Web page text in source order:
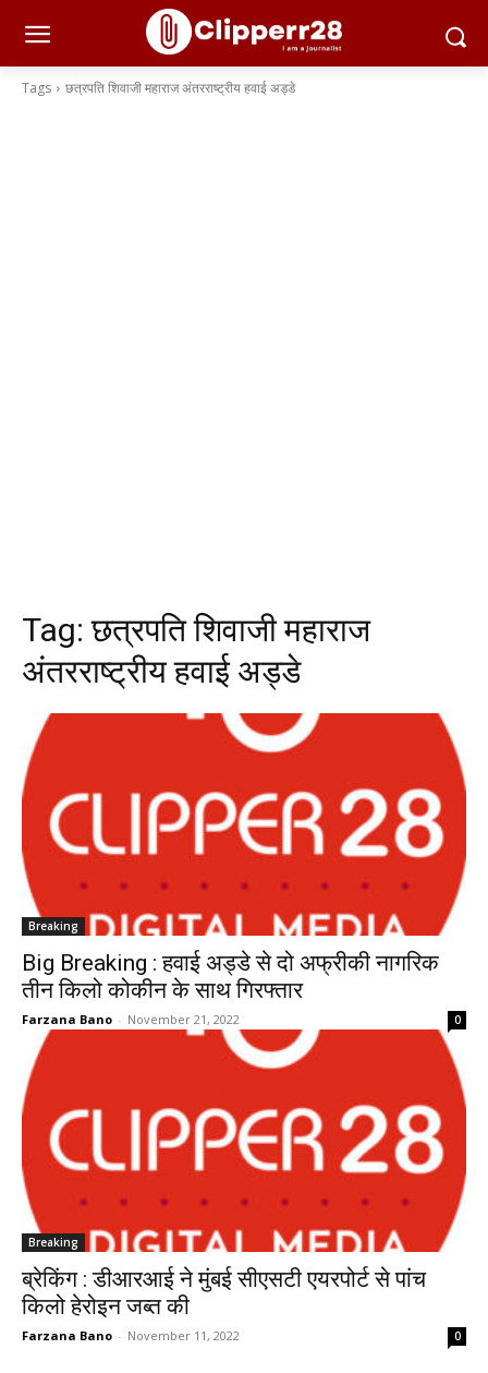
Tags छत्रपति शिवाजी महाराज अंतरराष्ट्रीय हवाई अड्डे
Tag:छत्रपति शिवाजी महाराज
अंतरराष्ट्रीय हवाई अड्डे
Breaking
Big Breaking : हवाई अड्डे से दो अफ्रीकी नागरिक
तीन किलो कोकीन के साथ गिरफ्तार
Farzana Bano - November 21, 2022 0
Breaking
ब्रेकिंग : डीआरआई ने मुंबई सीएसटी एयरपोर्ट से पांच
किलो हेरोइन जब्त की
Farzana Bano - November 11, 2022 0